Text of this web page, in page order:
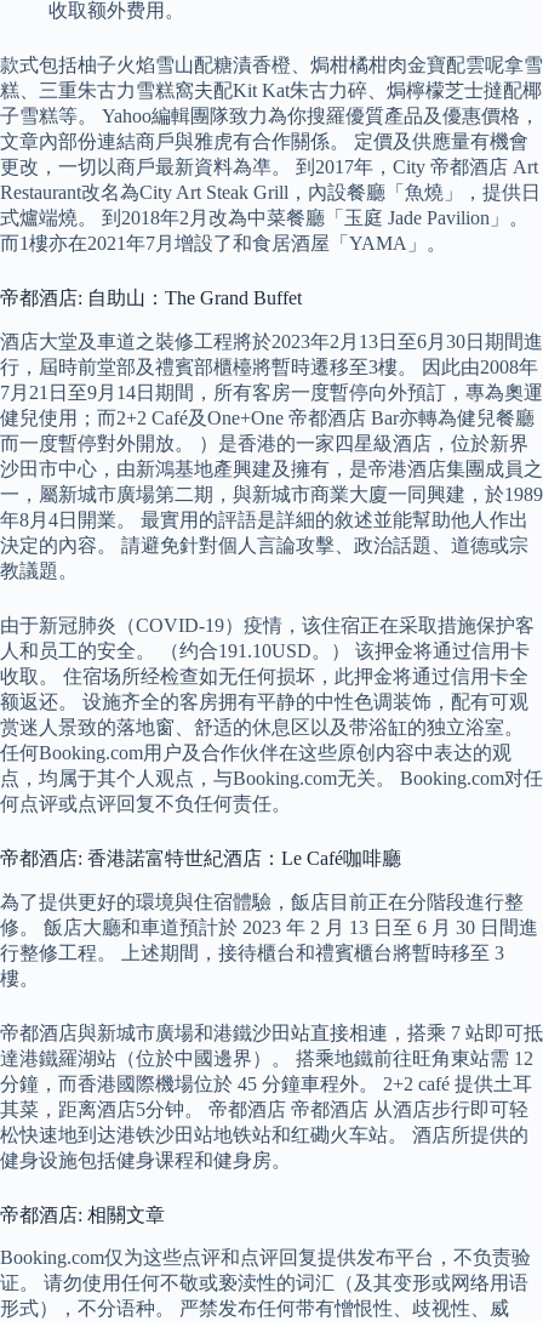
收取额外费用。
款式包括柚子火焰雪山配糖漬香橙、焗柑橘柑肉金寶配雲呢拿雪
糕、三重朱古力雪糕窩夫配Kit Kat朱古力碎、焗檸檬芝士撻配椰
子雪糕等。 Yahoo編輯團隊致力為你搜羅優質產品及優惠價格，
文章內部份連結商戶與雅虎有合作關係。 定價及供應量有機會
更改，一切以商戶最新資料為凖。 到2017年，City 帝都酒店 Art
Restaurant改名為City Art Steak Grill，內設餐廳「魚燒」，提供日
式爐端燒。 到2018年2月改為中菜餐廳「玉庭 Jade Pavilion」。
而1樓亦在2021年7月增設了和食居酒屋「YAMA」。
帝都酒店: 自助山：The Grand Buffet
酒店大堂及車道之裝修工程將於2023年2月13日至6月30日期間進
行，屆時前堂部及禮賓部櫃檯將暫時遷移至3樓。 因此由2008年
7月21日至9月14日期間，所有客房一度暫停向外預訂，專為奧運
健兒使用；而2+2 Café及One+One 帝都酒店 Bar亦轉為健兒餐廳
而一度暫停對外開放。 ）是香港的一家四星級酒店，位於新界
沙田市中心，由新鴻基地產興建及擁有，是帝港酒店集團成員之
一，屬新城市廣場第二期，與新城市商業大廈一同興建，於1989
年8月4日開業。 最實用的評語是詳細的敘述並能幫助他人作出
決定的內容。 請避免針對個人言論攻擊、政治話題、道德或宗
教議題。
由于新冠肺炎（COVID-19）疫情，该住宿正在采取措施保护客
人和员工的安全。 （约合191.10USD。） 该押金将通过信用卡
收取。 住宿场所经检查如无任何损坏，此押金将通过信用卡全
额返还。 设施齐全的客房拥有平静的中性色调装饰，配有可观
赏迷人景致的落地窗、舒适的休息区以及带浴缸的独立浴室。
任何Booking.com用户及合作伙伴在这些原创内容中表达的观
点，均属于其个人观点，与Booking.com无关。 Booking.com对任
何点评或点评回复不负任何责任。
帝都酒店: 香港諾富特世紀酒店：Le Café咖啡廳
為了提供更好的環境與住宿體驗，飯店目前正在分階段進行整
修。 飯店大廳和車道預計於 2023 年 2 月 13 日至 6 月 30 日間進
行整修工程。 上述期間，接待櫃台和禮賓櫃台將暫時移至 3
樓。
帝都酒店與新城市廣場和港鐵沙田站直接相連，搭乘 7 站即可抵
達港鐵羅湖站（位於中國邊界）。 搭乘地鐵前往旺角東站需 12
分鐘，而香港國際機場位於 45 分鐘車程外。 2+2 café 提供土耳
其菜，距离酒店5分钟。 帝都酒店 帝都酒店 从酒店步行即可轻
松快速地到达港铁沙田站地铁站和红磡火车站。 酒店所提供的
健身设施包括健身课程和健身房。
帝都酒店: 相關文章
Booking.com仅为这些点评和点评回复提供发布平台，不负责验
证。 请勿使用任何不敬或亵渎性的词汇（及其变形或网络用语
形式），不分语种。 严禁发布任何带有憎恨性、歧视性、威